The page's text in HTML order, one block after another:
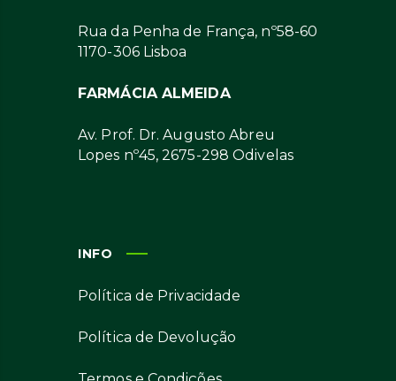
Rua da Penha de França, nº58-60
1170-306 Lisboa
FARMÁCIA ALMEIDA
Av. Prof. Dr. Augusto Abreu
Lopes nº45, 2675-298 Odivelas
INFO
Política de Privacidade
Política de Devolução